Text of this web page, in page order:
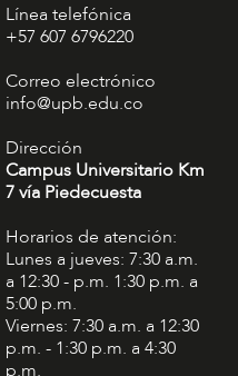
Línea telefónica
+57 607 6796220
Correo electrónico
info@upb.edu.co
Dirección
Campus Universitario Km
7 vía Piedecuesta
Horarios de atención:
Lunes a jueves: 7:30 a.m.
a 12:30 - p.m. 1:30 p.m. a
5:00 p.m.
Viernes: 7:30 a.m. a 12:30
p.m. - 1:30 p.m. a 4:30
p.m.